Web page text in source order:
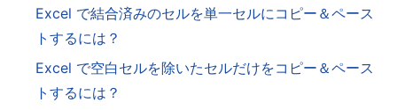
Excel で結合済みのセルを単一セルにコピー＆ペース
トするには？
Excel で空白セルを除いたセルだけをコピー＆ペース
トするには？